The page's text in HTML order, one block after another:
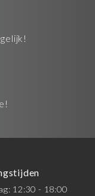
12:30 - 18:00